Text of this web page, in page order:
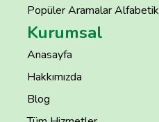
Popüler Aramalar Alfabetik
Kurumsal
Anasayfa
Hakkımızda
Blog